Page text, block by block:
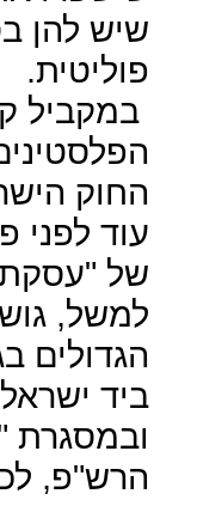
שיש להן
פוליטית.
במקביל
החוק
עוד לפני
של
למשל,
הגדולים
ביד
ובמסגרת
הרש"פ,